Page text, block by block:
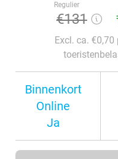
Regulier
€131
Excl. ca. €0,70
Binnenkort
Online
Ja